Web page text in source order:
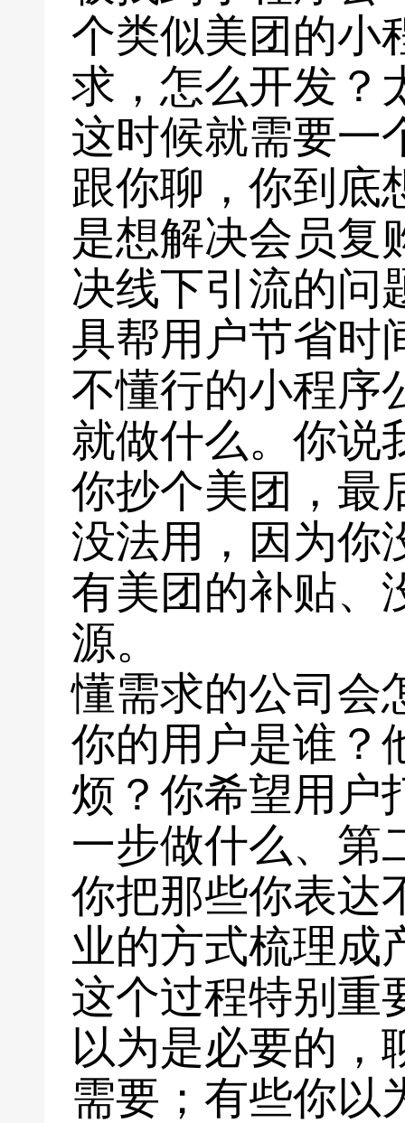
个类似美团的小
求，怎么开发？
这时候就需要一
跟你聊，你到底
是想解决会员复
决线下引流的问
具帮用户节省时
不懂行的小程序
就做什么。你说
你抄个美团，最
没法用，因为你
有美团的补贴、
源。
懂需求的公司会
你的用户是谁？
烦？你希望用户
一步做什么、第
你把那些你表达
业的方式梳理成
这个过程特别重
以为是必要的，
需要；有些你以